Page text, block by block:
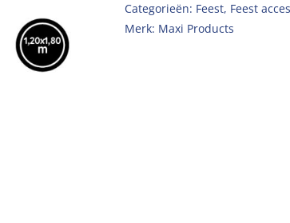
Categorieën: Feest, Feest
Merk: Maxi Products